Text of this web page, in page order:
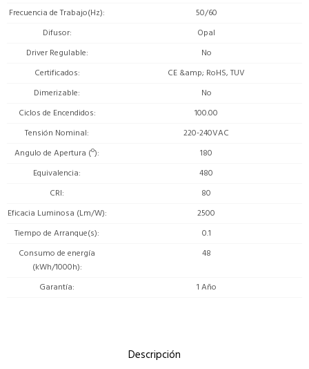
Frecuencia de Trabajo(Hz)
50/60
Difusor
Opal
Driver Regulable
No
Certificados
CE &amp; RoHS, TUV
Dimerizable
No
Ciclos de Encendidos
100.00
Tensión Nominal
220-240VAC
Angulo de Apertura (º)
180
Equivalencia
480
CRI
80
Eficacia Luminosa (Lm/W)
2500
Tiempo de Arranque(s)
0.1
Consumo de energía
(kWh/1000h)
48
Garantía 1 Año
Descripción